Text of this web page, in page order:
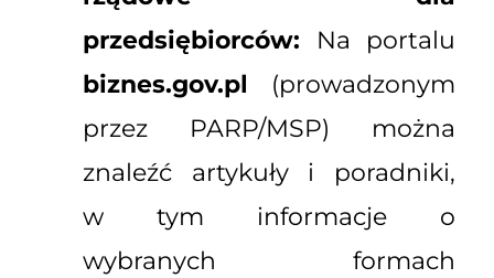
przedsiębiorców: Na portalu
biznes.gov.pl (prowadzonym
przez PARP/MSP) można
znaleźć artykuły i poradniki,
w tym informacje o
wybranych formach